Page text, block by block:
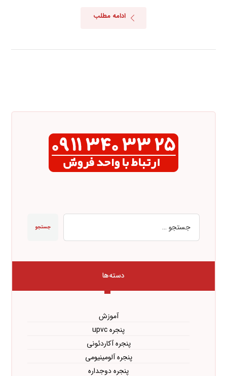
ادامه مطلب
جستجو
دسته‌ها
آموزش
پنجره upvc
پنجره آکاردئونی
پنجره آلومینیومی
پنجره دوجداره